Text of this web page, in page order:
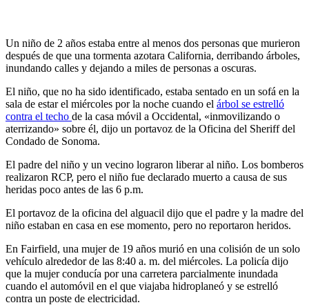
Un niño de 2 años estaba entre al menos dos personas que murieron
después de que una tormenta azotara California, derribando árboles,
inundando calles y dejando a miles de personas a oscuras.
El niño, que no ha sido identificado, estaba sentado en un sofá en la
sala de estar el miércoles por la noche cuando el árbol se estrelló
contra el techo de la casa móvil a Occidental, «inmovilizando o
aterrizando» sobre él, dijo un portavoz de la Oficina del Sheriff del
Condado de Sonoma.
El padre del niño y un vecino lograron liberar al niño. Los bomberos
realizaron RCP, pero el niño fue declarado muerto a causa de sus
heridas poco antes de las 6 p.m.
El portavoz de la oficina del alguacil dijo que el padre y la madre del
niño estaban en casa en ese momento, pero no reportaron heridos.
En Fairfield, una mujer de 19 años murió en una colisión de un solo
vehículo alrededor de las 8:40 a. m. del miércoles. La policía dijo
que la mujer conducía por una carretera parcialmente inundada
cuando el automóvil en el que viajaba hidroplaneó y se estrelló
contra un poste de electricidad.